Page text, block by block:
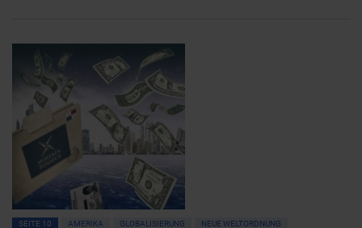
SEITE 10 AMERIKA GLOBALISIERUNG NEUE WELTORDNUNG